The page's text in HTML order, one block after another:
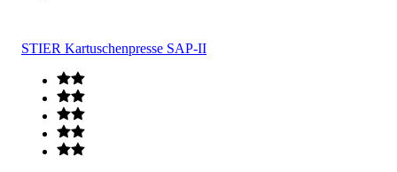
STIER Kartuschenpresse SAP-II